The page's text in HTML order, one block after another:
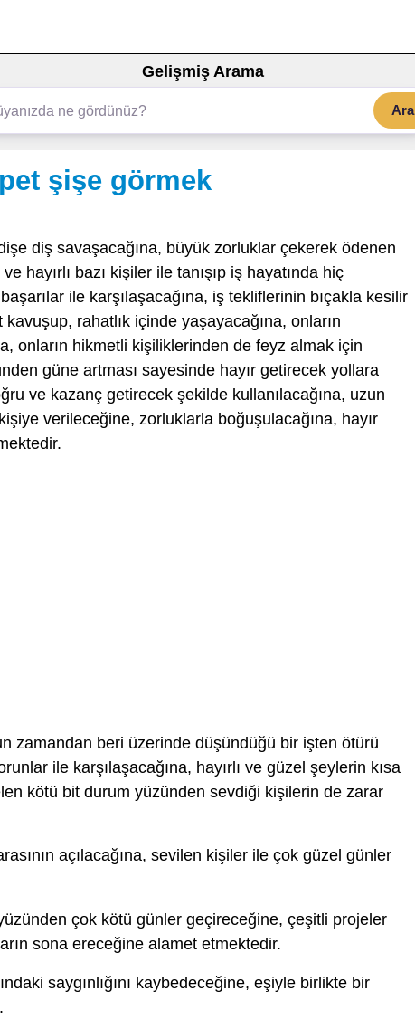
Gelişmiş Arama
Ara
şişe görmek
diş savaşacağına, büyük zorluklar çekerek ödenen
hayırlı bazı kişiler ile tanışıp iş hayatında hiç
ile karşılaşacağına, iş tekliflerinin bıçakla kesilir
rahatlık içinde yaşayacağına, onların
onların hikmetli kişiliklerinden de feyz almak için
güne artması sayesinde hayır getirecek yollara
ve kazanç getirecek şekilde kullanılacağına, uzun
verileceğine, zorluklarla boğuşulacağına, hayır
zamandan beri üzerinde düşündüğü bir işten ötürü
ile karşılaşacağına, hayırlı ve güzel şeylerin kısa
kötü bit durum yüzünden sevdiği kişilerin de zarar
açılacağına, sevilen kişiler ile çok güzel günler
çok kötü günler geçireceğine, çeşitli projeler
sona ereceğine alamet etmektedir.
saygınlığını kaybedeceğine, eşiyle birlikte bir